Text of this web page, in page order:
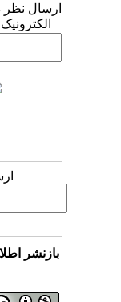
ارسال نظر
بازنشر